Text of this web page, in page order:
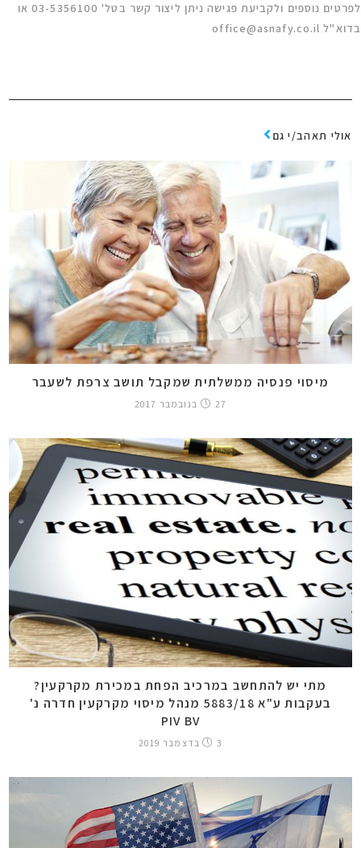
לפרטים נוספים ולקביעת פגישה ניתן ליצור קשר בטל' 03-5356100 או
בדוא"ל office@asnafy.co.il
אולי תאהב/י גם
מיסוי פנסיה ממשלתית שמקבל תושב צרפת לשעבר
27 בנובמבר 2017
מתי יש להתחשב במרכיב הפחת במכירת מקרקעין?
בעקבות ע"א 5883/18 מנהל מיסוי מקרקעין חדרה נ'
PIV BV
3 בדצמבר 2019